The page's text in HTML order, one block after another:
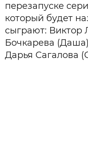
перезапуске
который будет
сыграют: Виктор
Бочкарева
Дарья Сагалова